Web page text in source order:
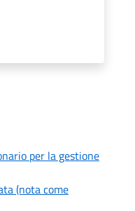
per la gestione
(nota come